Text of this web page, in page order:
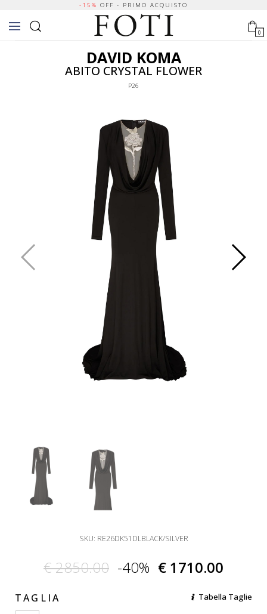
-15% OFF - PRIMO ACQUISTO
0
DAVID KOMA
ABITO CRYSTAL FLOWER
P26
SKU: RE26DK51DLBLACK/SILVER
€ 2850.00 -40% € 1710.00
TAGLIA Tabella Taglie